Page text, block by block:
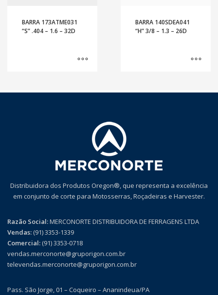
BARRA 173ATME031
“S” .404 – 1.6 – 32D
BARRA 140SDEA041
“H” 3/8 – 1.3 – 26D
Distribuidora dos Produtos Oregon®, que representa a excelência
em conjunto de corte para Motosserras, Roçadeiras e Harvester.
Razão Social:MERCONORTE DISTRIBUIDORA DE FERRAGENS LTDA
Vendas:(91) 3353-1339
Comercial:(91) 3353-0718
vendas.merconorte@gruporigon.com.br
televendas.merconorte@gruporigon.com.br
Pass. São Jorge, 01 – Coqueiro – Ananindeua/PA